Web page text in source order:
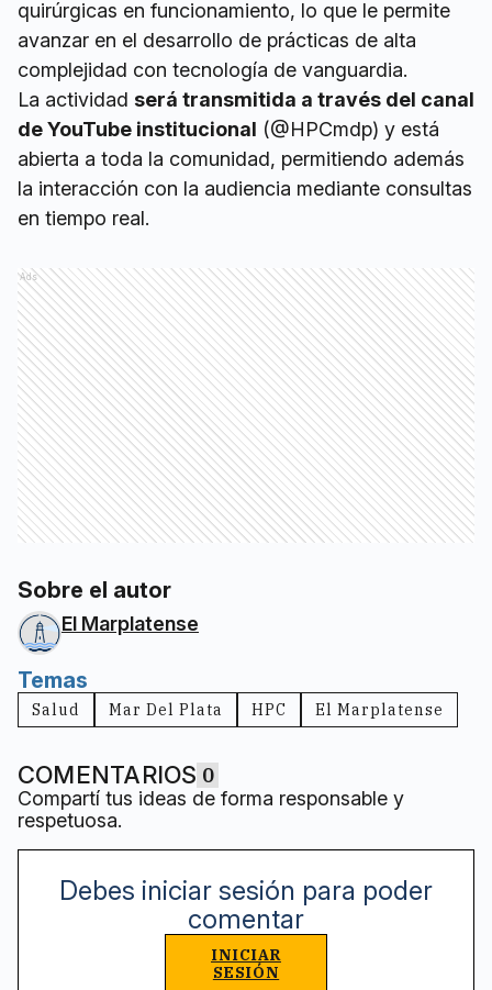
quirúrgicas en funcionamiento, lo que le permite
avanzar en el desarrollo de prácticas de alta
complejidad con tecnología de vanguardia.
La actividad será transmitida a través del canal
de YouTube institucional (@HPCmdp) y está
abierta a toda la comunidad, permitiendo además
la interacción con la audiencia mediante consultas
en tiempo real.
Ads
Sobre el autor
El Marplatense
Temas
Salud Mar Del Plata HPC El Marplatense
COMENTARIOS 0
Compartí tus ideas de forma responsable y
respetuosa.
Debes iniciar sesión para poder
comentar
INICIAR
SESIÓN